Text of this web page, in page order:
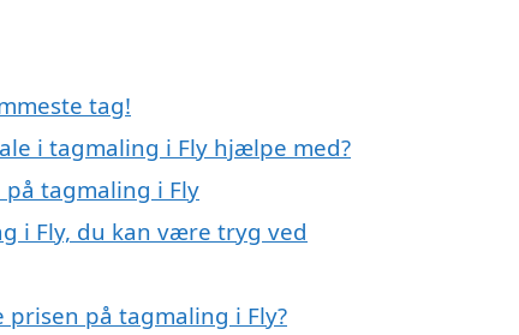
tag!
i tagmaling i Fly hjælpe med?
tagmaling i Fly
i Fly, du kan være tryg ved
på tagmaling i Fly?